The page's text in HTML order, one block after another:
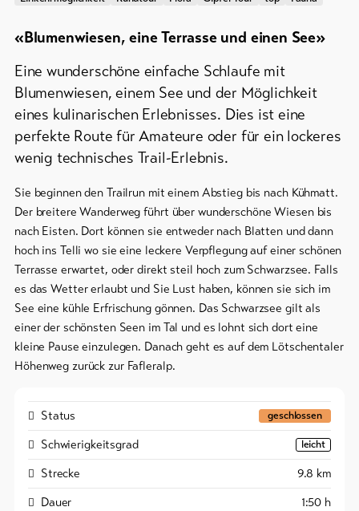
«Blumenwiesen, eine Terrasse und einen See»
Eine wunderschöne einfache Schlaufe mit
Blumenwiesen, einem See und der Möglichkeit
eines kulinarischen Erlebnisses. Dies ist eine
perfekte Route für Amateure oder für ein lockeres
wenig technisches Trail-Erlebnis.
Sie beginnen den Trailrun mit einem Abstieg bis nach Kühmatt.
Der breitere Wanderweg führt über wunderschöne Wiesen bis
nach Eisten. Dort können sie entweder nach Blatten und dann
hoch ins Telli wo sie eine leckere Verpflegung auf einer schönen
Terrasse erwartet, oder direkt steil hoch zum Schwarzsee. Falls
es das Wetter erlaubt und Sie Lust haben, können sie sich im
See eine kühle Erfrischung gönnen. Das Schwarzsee gilt als
einer der schönsten Seen im Tal und es lohnt sich dort eine
kleine Pause einzulegen. Danach geht es auf dem Lötschentaler
Höhenweg zurück zur Fafleralp.
Status geschlossen
Schwierigkeitsgrad leicht
Strecke 9.8 km
Dauer
1:50 h